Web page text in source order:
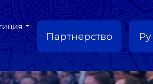
Партнерство Ру